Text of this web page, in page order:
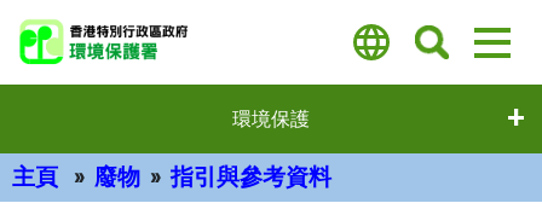
環境保護
主頁 廢物 指引與參考資料